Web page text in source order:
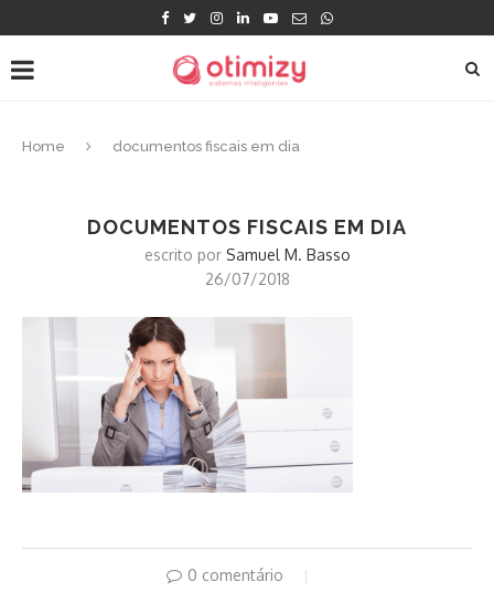
Home documentos fiscais em dia
DOCUMENTOS FISCAIS EM DIA
escrito por Samuel M. Basso
26/07/2018
0 comentário